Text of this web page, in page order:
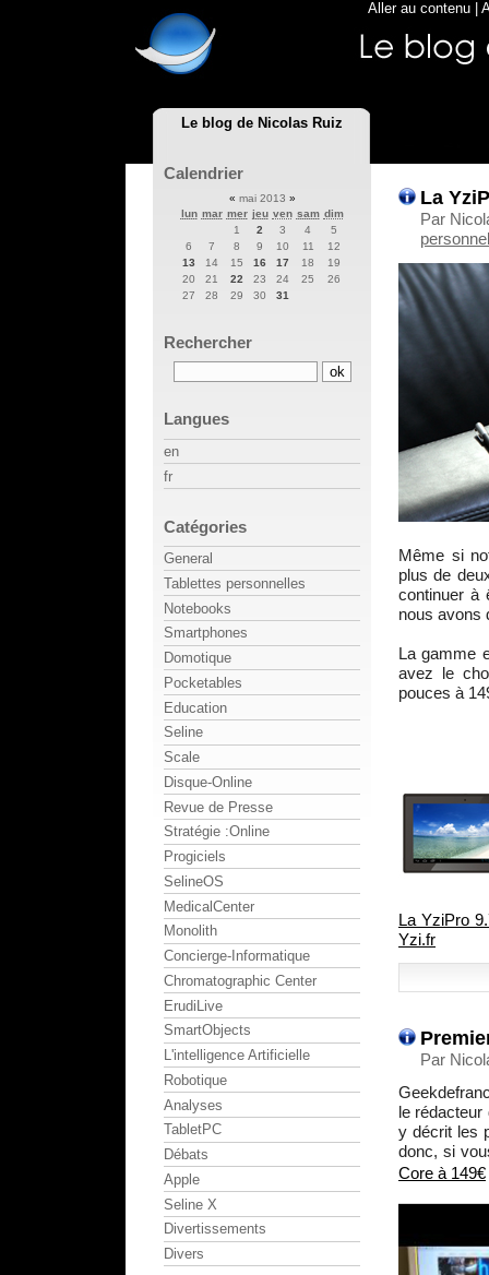
Le blog de Nicolas Ruiz
Aller au contenu
La
Par
Même si
plus de
continuer à
nous avons
La gamme
avez le
pouces à
La YziPro
Yzi.fr
Par
le rédacteur
y décrit les
donc, si
Core à 149€
Calendrier
« mai 2013 »
lun mar mer jeu ven sam dim
1
2 3 4
5
6
7 8 9 10 11
12
13
14 15 16 17 18
19
20
21 22 23 24 25
26
27
28 29 30 31
Rechercher
Langues
en
fr
Catégories
General
Tablettes personnelles
Notebooks
Smartphones
Domotique
Pocketables
Education
Seline
Scale
Disque-Online
Revue de Presse
Stratégie :Online
Progiciels
SelineOS
MedicalCenter
Monolith
Concierge-Informatique
Chromatographic Center
ErudiLive
SmartObjects
L'intelligence Artificielle
Robotique
Analyses
TabletPC
Débats
Apple
Seline X
Divertissements
Divers